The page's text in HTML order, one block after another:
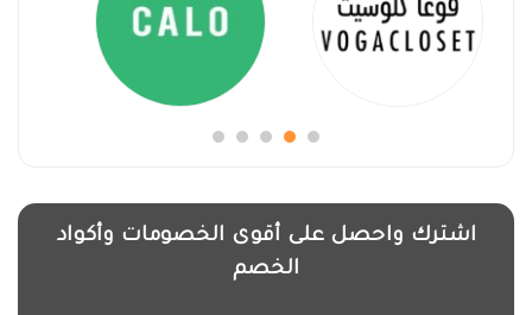
اشترك واحصل على أقوى الخصومات وأكواد
الخصم